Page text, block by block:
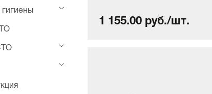
1 155.00 руб./шт.